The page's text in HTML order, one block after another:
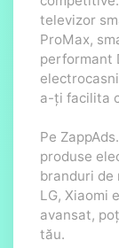
televizor
ProMax,
performant
a-ți facilita
Pe
produse
branduri de
LG, Xiaomi
avansat,
tău.